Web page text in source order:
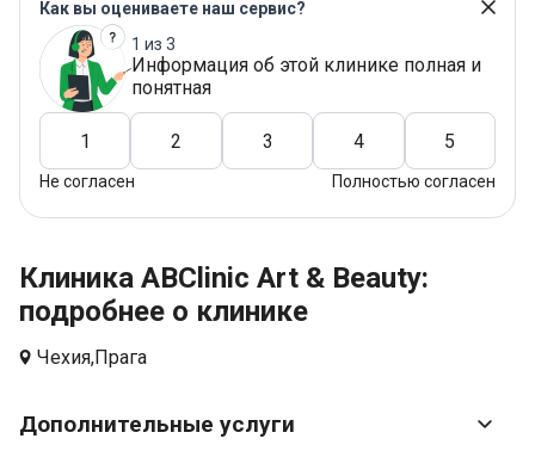
Как вы оцениваете наш сервис?
1 из 3
Информация об этой клинике полная и
понятная
1 2 3 4 5
Не согласен Полностью согласен
Клиника ABClinic Art & Beauty:
подробнее о клинике
Чехия,Прага
Дополнительные услуги